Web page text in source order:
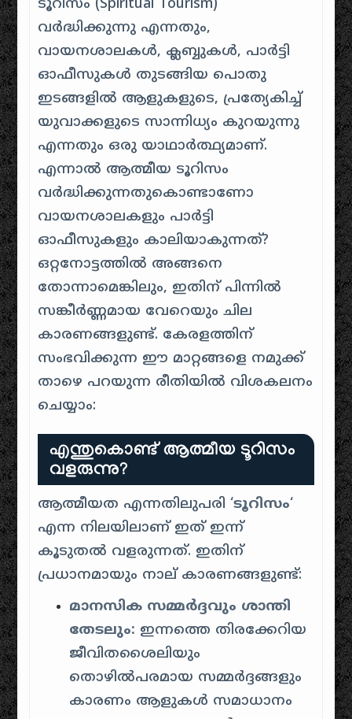
ടൂറിസം (Spiritual Tourism)
വർദ്ധിക്കുന്നു എന്നതും,
വായനശാലകൾ, ക്ലബ്ബുകൾ, പാർട്ടി
ഓഫീസുകൾ തുടങ്ങിയ പൊതു
ഇടങ്ങളിൽ ആളുകളുടെ, പ്രത്യേകിച്ച്
യുവാക്കളുടെ സാന്നിധ്യം കുറയുന്നു
എന്നതും ഒരു യാഥാർത്ഥ്യമാണ്.
എന്നാൽ ആത്മീയ ടൂറിസം
വർദ്ധിക്കുന്നതുകൊണ്ടാണോ
വായനശാലകളും പാർട്ടി
ഓഫീസുകളും കാലിയാകുന്നത്?
ഒറ്റനോട്ടത്തിൽ അങ്ങനെ
തോന്നാമെങ്കിലും, ഇതിന് പിന്നിൽ
സങ്കീർണ്ണമായ വേറെയും ചില
കാരണങ്ങളുണ്ട്. കേരളത്തിന്
സംഭവിക്കുന്ന ഈ മാറ്റങ്ങളെ നമുക്ക്
താഴെ പറയുന്ന രീതിയിൽ വിശകലനം
ചെയ്യാം:
എന്തുകൊണ്ട് ആത്മീയ ടൂറിസം
വളരുന്നു?
ആത്മീയത എന്നതിലുപരി ‘ടൂറിസം‘
എന്ന നിലയിലാണ് ഇത് ഇന്ന്
കൂടുതൽ വളരുന്നത്. ഇതിന്
പ്രധാനമായും നാല് കാരണങ്ങളുണ്ട്:
മാനസിക സമ്മർദ്ദവും ശാന്തി
തേടലും: ഇന്നത്തെ തിരക്കേറിയ
ജീവിതശൈലിയും
തൊഴിൽപരമായ സമ്മർദ്ദങ്ങളും
കാരണം ആളുകൾ സമാധാനം